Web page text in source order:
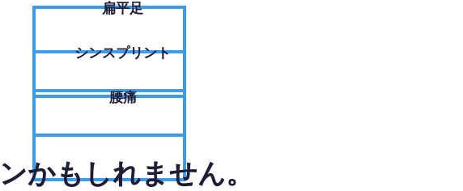
扁平足
シンスプリント
腰痛
かもしれません。